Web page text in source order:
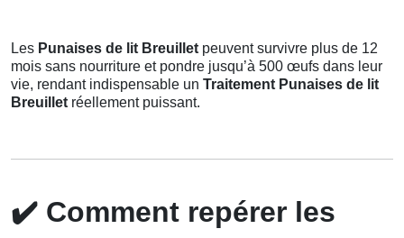
Les Punaises de lit Breuillet peuvent survivre plus de 12
mois sans nourriture et pondre jusqu’à 500 œufs dans leur
vie, rendant indispensable un Traitement Punaises de lit
Breuillet réellement puissant.
✔️ Comment repérer les